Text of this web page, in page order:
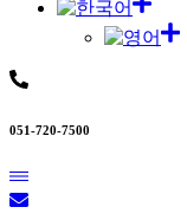
051-720-7500